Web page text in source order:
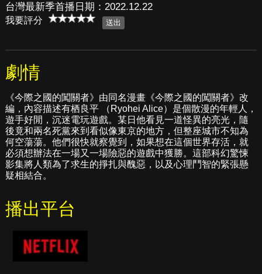
台灣最新季首播日期：2022.12.22
我要評分
劇情
《今際之國的闖關者》由同名漫畫《今際之國的闖關者》改
編，內容描述有栖良平 （Ryohei Alice）是個散漫的年輕人，
遊手好閒，沉迷電玩遊戲。某日他看見一道怪異的亮光，隨
後竟和兩名死黨來到看似像東京的地方，但整座城市不知為
何空蕩蕩。他們很快就察覺到，如果想在這個世界存活，就
必須想辦法在一場又一場險惡的遊戲中獲勝。這部科幻驚悚
影集將人類為了求生的掙扎與醜惡，以及心理鬥智的緊張懸
疑相結合。
播出平台